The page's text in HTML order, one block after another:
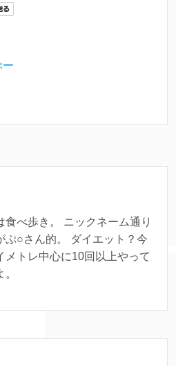
ー
食べ歩き。 ニックネーム通り
ぷ○さん的。 ダイエット？今
メトレ中心に10回以上やって